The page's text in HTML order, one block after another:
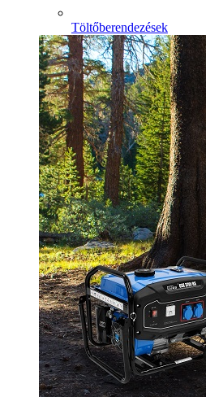
Töltőberendezések